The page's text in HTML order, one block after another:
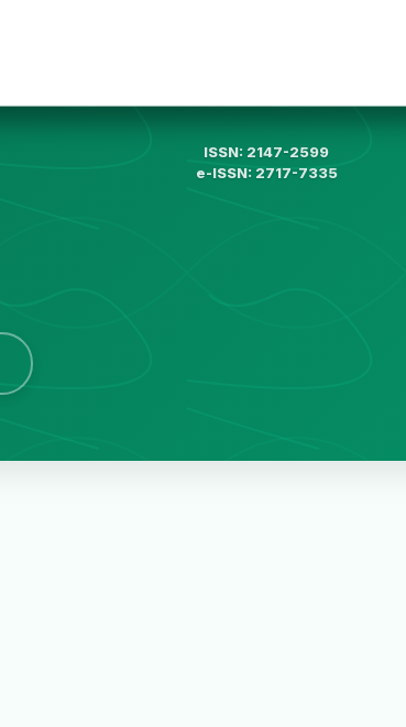
ISSN: 2147-2599
e-ISSN: 2717-7335